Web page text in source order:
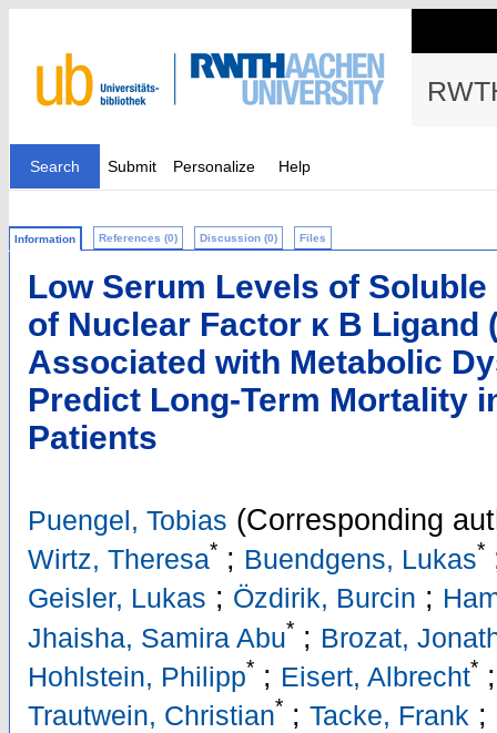
Search Submit Personalize Help
Information References (0) Discussion (0) Files
Low Serum Levels of
of Nuclear Factor κ B Ligand
Associated with Metabolic
Predict Long-Term Mortality
Patients
Puengel, Tobias (Corresponding
Wirtz, Theresa* ; Buendgens, Lukas*
Geisler, Lukas ; Özdirik, Burcin ;
Jhaisha, Samira Abu* ; Brozat,
Hohlstein, Philipp* ; Eisert, Albrecht*
Trautwein, Christian* ; Tacke, Frank ;